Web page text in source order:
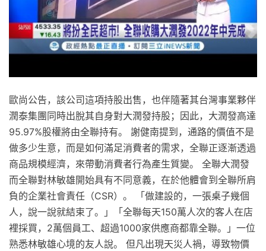
歐尚公告，該公司這項持股出售，也伴隨著其台灣事業夥伴
潤泰集團同時出脫其自身對大潤發持股；因此，大潤發高達
95.97%股權將由全聯持有。 謝健南提到，通路的價值不是
做多少生意，而是如何滿足消費者的需求，全聯正逐漸透過
商品規模經濟，來帶動消費者行為產生質變。 全聯大潤發
而全聯對林敏雄開始具有不同意義，在於他體會到全聯所肩
負的企業社會責任（CSR）。 「做建設的，一張桌子幾個
人，說一說就結束了。」「全聯每天150萬人次的客人在店
裡採買，2萬個員工、超過1000家供應商都靠全聯。」一位
熟悉林敏雄心境的友人說。 但凡出現天災人禍，導致物價